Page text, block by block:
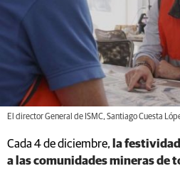
El director General de ISMC, Santiago Cuesta
Cada 4 de diciembre, la
a las comunidades mineras de